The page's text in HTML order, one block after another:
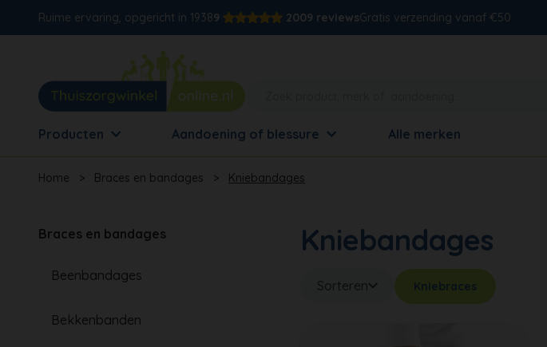
Ruime ervaring, opgericht in 19389 2009 reviewsGratis verzending vanaf €50
Producten Aandoening of blessure Alle merken
Home > Braces en bandages > Kniebandages
Braces en bandages
Beenbandages
Bekkenbanden
Kniebandages
Sorteren